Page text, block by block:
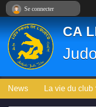
CA
News La vie du club
Se connecter
Panneau de gestion des